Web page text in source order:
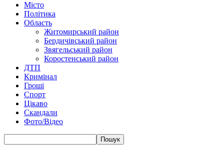
Місто
Політика
Область
Житомирський район
Бердичівський район
Звягельський район
Коростенський район
ДТП
Кримінал
Гроші
Спорт
Цікаво
Скандали
Фото/Відео